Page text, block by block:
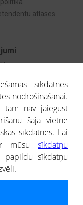
atlases
sīkdatnes
nodrošināšanai.
tām nav jāiegūst
šajā vietnē
sīkdatnes. Lai
mūsu sīkdatņu
sīkdatņu